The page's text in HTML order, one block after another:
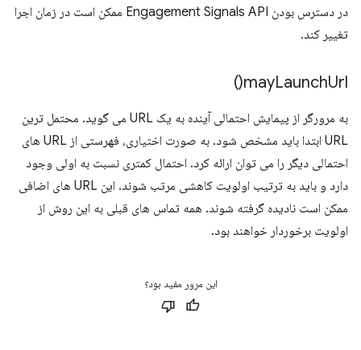
در دسترس بودن Engagement Signals API ممکن است در زمان اجرا
تغییر کند.
mayLaunchUrl(
)
به مرورگر از پیمایش احتمالی آینده به یک URL می گوید. محتمل ترین
URL ابتدا باید مشخص شود. به صورت اختیاری، فهرستی از URL های
احتمالی دیگر را می توان ارائه کرد. احتمال کمتری نسبت به اولی وجود
دارد و باید به ترتیب اولویت کاهشی مرتب شوند. این URL های اضافی
ممکن است نادیده گرفته شوند. همه تماس های قبلی به این روش از
اولویت برخوردار خواهند بود.
این مرور مفید بود؟